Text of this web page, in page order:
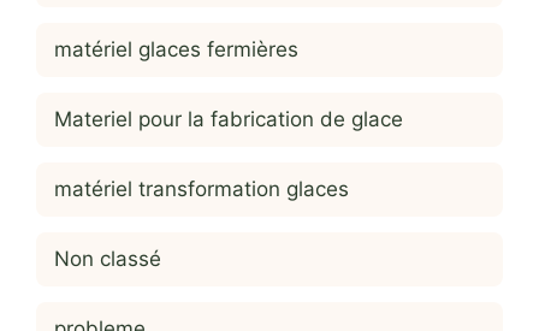
matériel glaces fermières
Materiel pour la fabrication de glace
matériel transformation glaces
Non classé